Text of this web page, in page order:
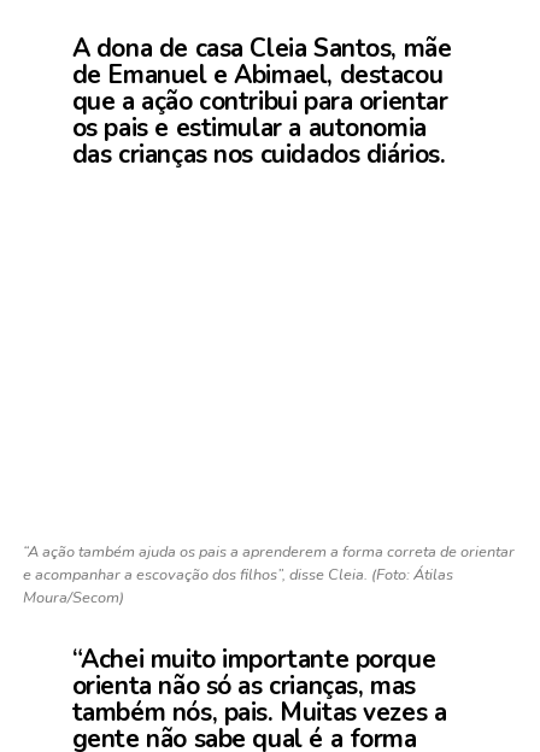
A dona de casa Cleia Santos, mãe
de Emanuel e Abimael, destacou
que a ação contribui para orientar
os pais e estimular a autonomia
das crianças nos cuidados diários.
“A ação também ajuda os pais a aprenderem a forma correta de orientar
e acompanhar a escovação dos filhos”, disse Cleia. (Foto: Átilas
Moura/Secom)
“Achei muito importante porque
orienta não só as crianças, mas
também nós, pais. Muitas vezes a
gente não sabe qual é a forma